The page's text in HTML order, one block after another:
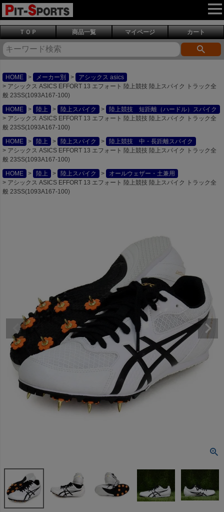
ＴＯＰ 商品一覧 マイページ カート
HOME メーカー別
アシックス asics
アシックス ASICS EFFORT 13 エフォート 陸上競技 陸上スパイク トラック全
般 23SS(1093A167-100)
HOME
陸上 陸上スパイク
陸上競技 短距離（ハードル）スパイク
アシックス ASICS EFFORT 13 エフォート 陸上競技 陸上スパイク トラック全
般 23SS(1093A167-100)
HOME
陸上 陸上スパイク
陸上競技 中・長距離スパイク
アシックス ASICS EFFORT 13 エフォート 陸上競技 陸上スパイク トラック全
般 23SS(1093A167-100)
HOME
陸上 陸上スパイク
オールウェザー・土兼用
アシックス ASICS EFFORT 13 エフォート 陸上競技 陸上スパイク トラック全
般 23SS(1093A167-100)